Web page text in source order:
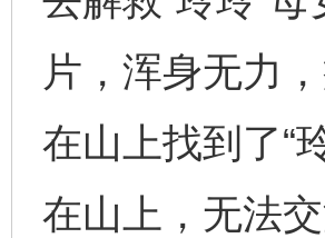
片，浑身无力
在山上找到了“
在山上，无法